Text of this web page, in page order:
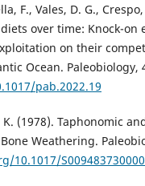
F., Vales, D. G.,
over time: Knock-on
on their
Ocean. Paleobiology,
pab.2022.19
(1978). Taphonomic
Weathering.
10.1017/